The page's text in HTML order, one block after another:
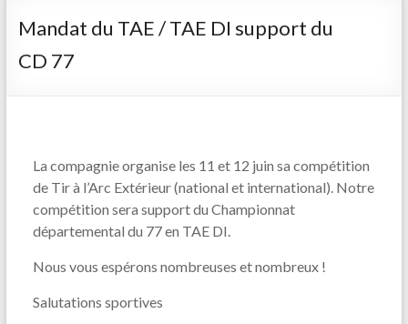
Saint
Germain
Mandat du TAE / TAE DI support du
CD 77
La compagnie organise les 11 et 12 juin sa compétition
de Tir à l’Arc Extérieur (national et international). Notre
compétition sera support du Championnat
départemental du 77 en TAE DI.
Nous vous espérons nombreuses et nombreux !
Salutations sportives